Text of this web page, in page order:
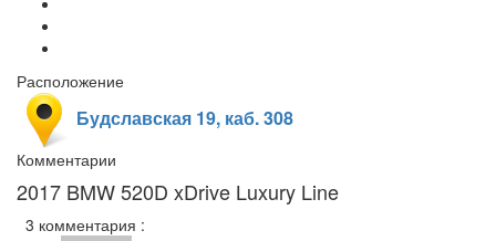
Расположение
Будславская 19, каб. 308
Комментарии
2017 BMW 520D xDrive Luxury Line
3 комментария :